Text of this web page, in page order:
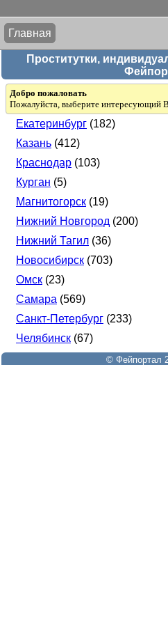
Главная
Проститутки,
Добро пожаловать
Пожалуйста, выберите интересующий
Екатеринбург (182)
Казань (412)
Краснодар (103)
Курган (5)
Магнитогорск (19)
Нижний Новгород (200)
Нижний Тагил (36)
Новосибирск (703)
Омск (23)
Самара (569)
Санкт-Петербург (233)
Челябинск (67)
© Фейпортал